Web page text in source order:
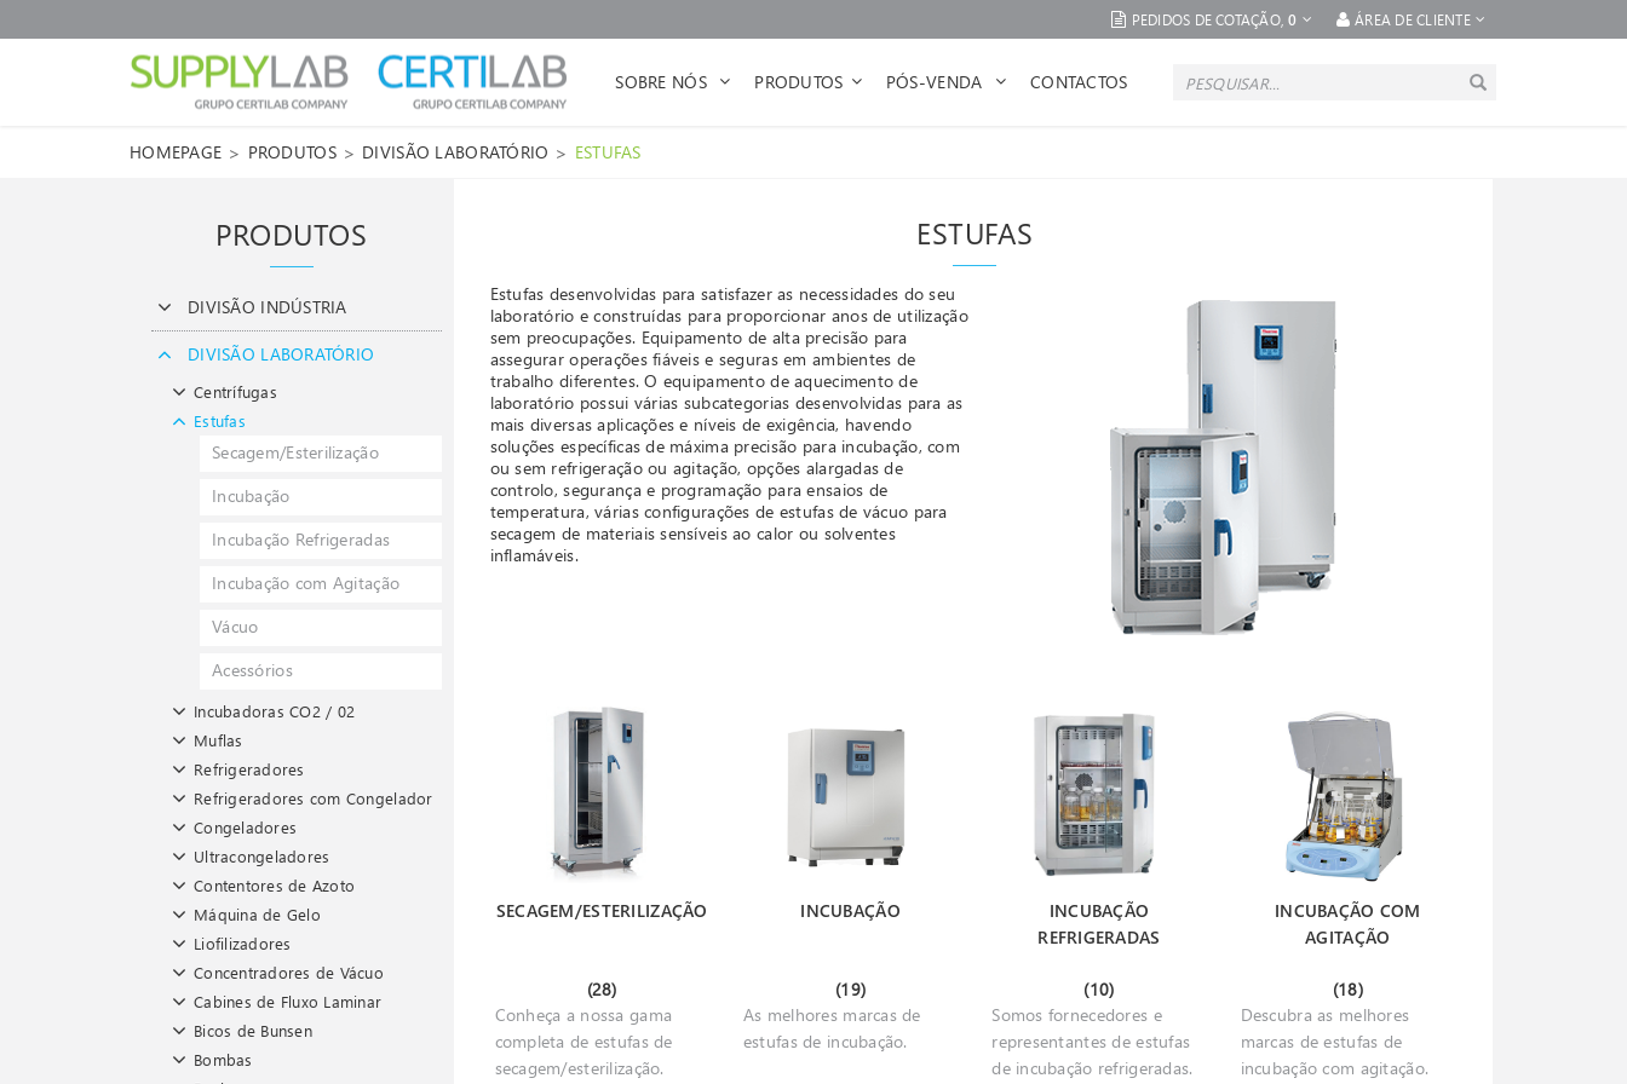
PEDIDOS DE COTAÇÃO,0 ÁREA DE CLIENTE
SOBRE NÓS PRODUTOS PÓS-VENDA CONTACTOS
HOMEPAGE > PRODUTOS > DIVISÃO LABORATÓRIO > ESTUFAS
PRODUTOS
DIVISÃO INDÚSTRIA
DIVISÃO LABORATÓRIO
Centrífugas
Estufas
Secagem/Esterilização
Incubação
Incubação Refrigeradas
Incubação com Agitação
Vácuo
Acessórios
Incubadoras CO2 / 02
Muflas
Refrigeradores
Refrigeradores com Congelador
Congeladores
Ultracongeladores
Contentores de Azoto
Máquina de Gelo
Liofilizadores
Concentradores de Vácuo
Cabines de Fluxo Laminar
Bicos de Bunsen
Bombas
ESTUFAS
Estufas desenvolvidas para satisfazer as necessidades do seu
laboratório e construídas para proporcionar anos de utilização
sem preocupações. Equipamento de alta precisão para
assegurar operações fiáveis e seguras em ambientes de
trabalho diferentes. O equipamento de aquecimento de
laboratório possui várias subcategorias desenvolvidas para as
mais diversas aplicações e níveis de exigência, havendo
soluções específicas de máxima precisão para incubação, com
ou sem refrigeração ou agitação, opções alargadas de
controlo, segurança e programação para ensaios de
temperatura, várias configurações de estufas de vácuo para
secagem de materiais sensíveis ao calor ou solventes
inflamáveis.
SECAGEM/ESTERILIZAÇÃO
(28)
Conheça a nossa gama
completa de estufas de
secagem/esterilização.
INCUBAÇÃO
(19)
As melhores marcas de
estufas de incubação.
INCUBAÇÃO
REFRIGERADAS
(10)
Somos fornecedores e
representantes de estufas
de incubação refrigeradas.
INCUBAÇÃO COM
AGITAÇÃO
(18)
Descubra as melhores
marcas de estufas de
incubação com agitação.